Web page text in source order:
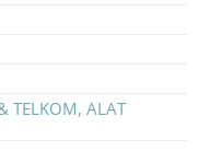
TELKOM, ALAT